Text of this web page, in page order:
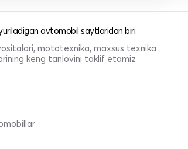
avtomobil saytlaridan biri
mototexnika, maxsus texnika
keng tanlovini taklif etamiz